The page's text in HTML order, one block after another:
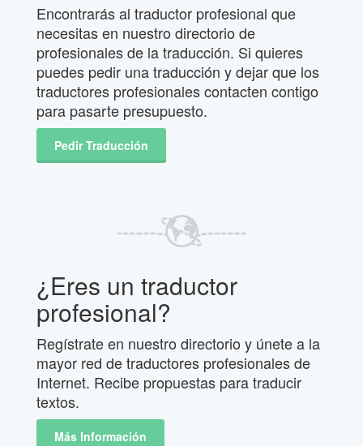
Encontrarás al traductor profesional que
necesitas en nuestro directorio de
profesionales de la traducción. Si quieres
puedes pedir una traducción y dejar que los
traductores profesionales contacten contigo
para pasarte presupuesto.
Pedir Traducción
¿Eres un traductor
profesional?
Regístrate en nuestro directorio y únete a la
mayor red de traductores profesionales de
Internet. Recibe propuestas para traducir
textos.
Más Información